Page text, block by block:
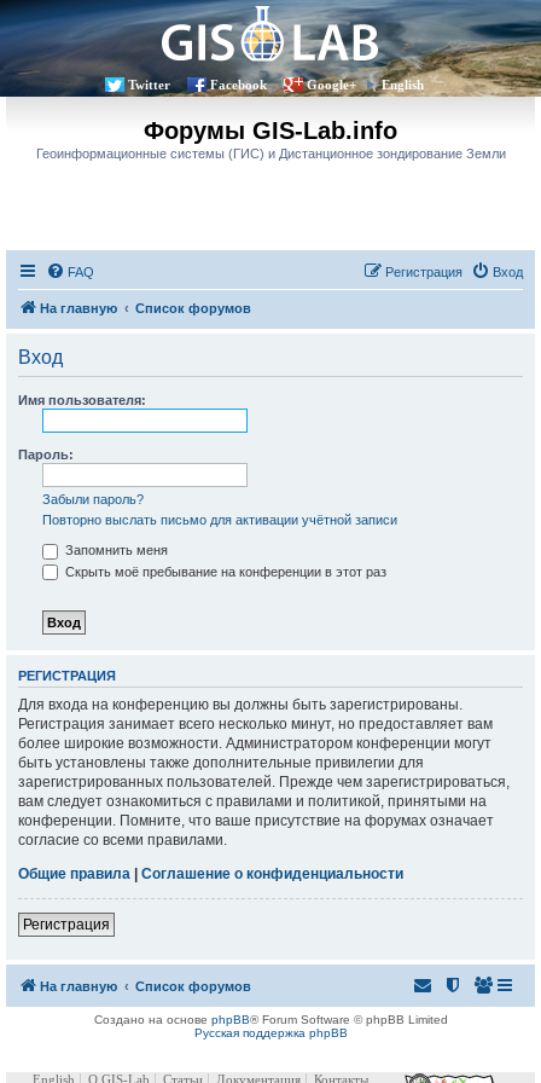
Twitter Facebook Google+ English
Форумы GIS-Lab.info
Геоинформационные системы (ГИС) и Дистанционное зондирование Земли
FAQ Вход
Регистрация
На главную Список форумов
Вход
Имя пользователя:
Пароль:
Забыли пароль?
Повторно выслать письмо для активации учётной записи
Запомнить меня
Скрыть моё пребывание на конференции в этот раз
РЕГИСТРАЦИЯ
Для входа на конференцию вы должны быть зарегистрированы.
Регистрация занимает всего несколько минут, но предоставляет вам
более широкие возможности. Администратором конференции могут
быть установлены также дополнительные привилегии для
зарегистрированных пользователей. Прежде чем зарегистрироваться,
вам следует ознакомиться с правилами и политикой, принятыми на
конференции. Помните, что ваше присутствие на форумах означает
согласие со всеми правилами.
Общие правила | Соглашение о конфиденциальности
Регистрация
На главную Список форумов
Создано на основе phpBB® Forum Software © phpBB Limited
Русская поддержка phpBB
English О GIS-Lab Статьи Документация Контакты